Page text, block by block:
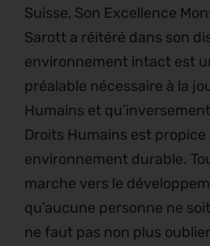
Suisse, Son Excellence
Sarott a réitéré dans son
environnement intact est
préalable nécessaire à la
Humains et
Droits Humains est propice
environnement durable.
marche vers le
qu’aucune personne ne
ne faut pas non plus